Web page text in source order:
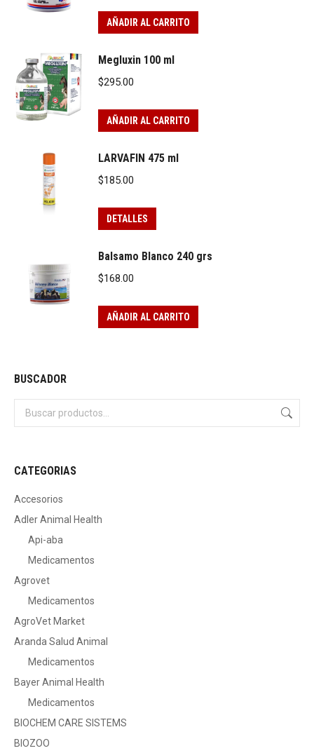
AÑADIR AL CARRITO
Megluxin 100 ml
$295.00
AÑADIR AL CARRITO
LARVAFIN 475 ml
$185.00
DETALLES
Balsamo Blanco 240 grs
$168.00
AÑADIR AL CARRITO
BUSCADOR
CATEGORIAS
Accesorios
Adler Animal Health
Api-aba
Medicamentos
Agrovet
Medicamentos
AgroVet Market
Aranda Salud Animal
Medicamentos
Bayer Animal Health
Medicamentos
BIOCHEM CARE SISTEMS
BIOZOO